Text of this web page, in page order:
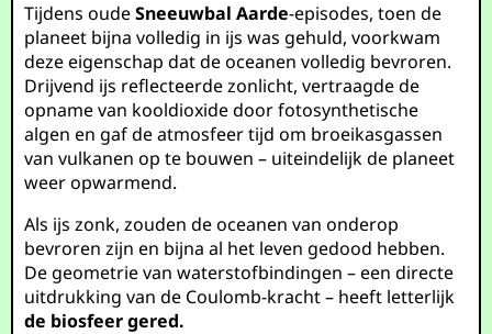
Tijdens oudeSneeuwbal Aarde-episodes, toen de
planeet bijna volledig in ijs was gehuld, voorkwam
deze eigenschap dat de oceanen volledig bevroren.
Drijvend ijs reflecteerde zonlicht, vertraagde de
opname van kooldioxide door fotosynthetische
algen en gaf de atmosfeer tijd om broeikasgassen
van vulkanen op te bouwen – uiteindelijk de planeet
weer opwarmend.
Als ijs zonk, zouden de oceanen van onderop
bevroren zijn en bijna al het leven gedood hebben.
De geometrie van waterstofbindingen – een directe
uitdrukking van de Coulomb-kracht – heeft letterlijk
de biosfeer gered.